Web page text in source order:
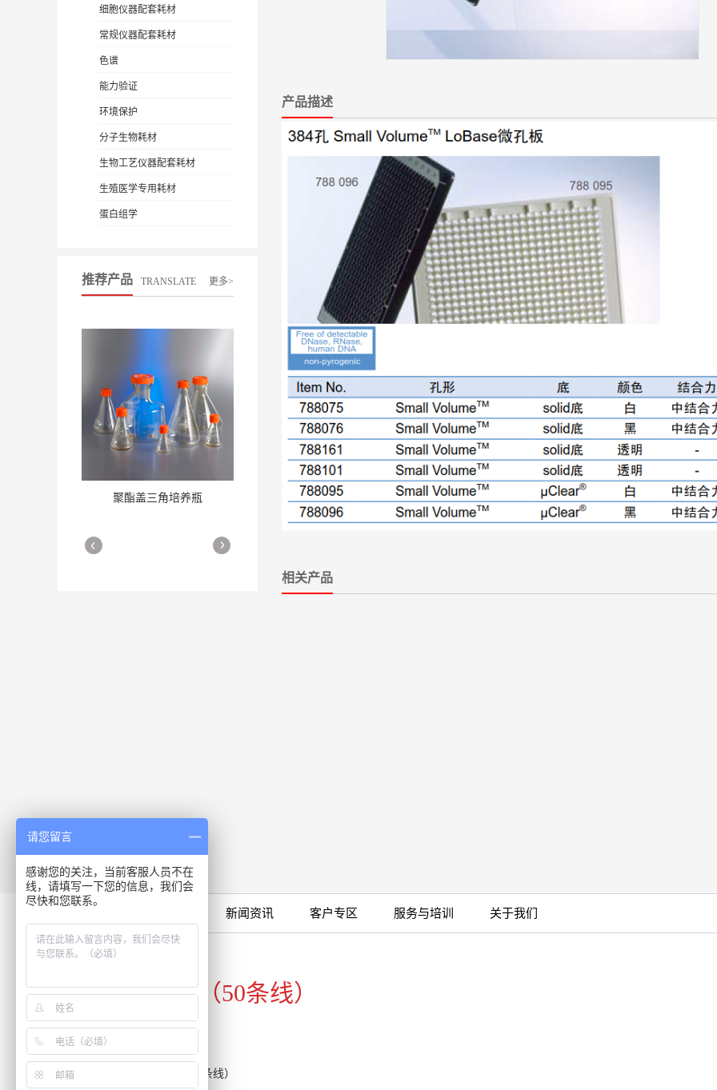
细胞仪器配套耗材
常规仪器配套耗材
色谱
能力验证
环境保护
分子生物耗材
生物工艺仪器配套耗材
生殖医学专用耗材
蛋白组学
推荐产品 TRANSLATE 更多>
聚酯盖三角培养瓶
三角培养瓶
More
产品描述
相关产品
新闻资讯 客户专区 服务与培训 关于我们
咨询专线
020-34821111（50条线）
客服热线：020-34821111（50条线）
请您留言
感谢您的关注，当前客服人员不在
线，请填写一下您的信息，我们会
尽快和您联系。